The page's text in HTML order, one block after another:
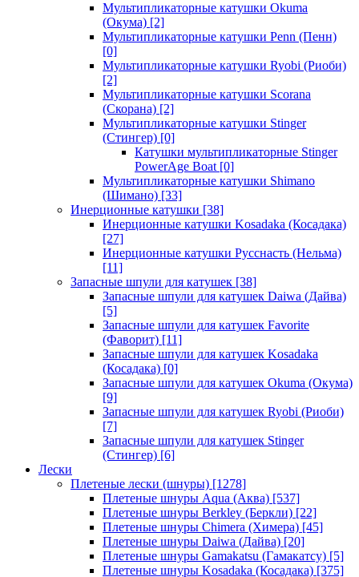
Мультипликаторные катушки Okuma
(Окума) [2]
Мультипликаторные катушки Penn (Пенн)
[0]
Мультипликаторные катушки Ryobi (Риоби)
[2]
Мультипликаторные катушки Scorana
(Скорана) [2]
Мультипликаторные катушки Stinger
(Стингер) [0]
Катушки мультипликаторные Stinger
PowerAge Boat [0]
Мультипликаторные катушки Shimano
(Шимано) [33]
Инерционные катушки [38]
Инерционные катушки Kosadaka (Косадака)
[27]
Инерционные катушки Русснасть (Нельма)
[11]
Запасные шпули для катушек [38]
Запасные шпули для катушек Daiwa (Дайва)
[5]
Запасные шпули для катушек Favorite
(Фаворит) [11]
Запасные шпули для катушек Kosadaka
(Косадака) [0]
Запасные шпули для катушек Okuma (Окума)
[9]
Запасные шпули для катушек Ryobi (Риоби)
[7]
Запасные шпули для катушек Stinger
(Стингер) [6]
Лески
Плетеные лески (шнуры) [1278]
Плетеные шнуры Aqua (Аква) [537]
Плетеные шнуры Berkley (Беркли) [22]
Плетеные шнуры Chimera (Химера) [45]
Плетеные шнуры Daiwa (Дайва) [20]
Плетеные шнуры Gamakatsu (Гамакатсу) [5]
Плетеные шнуры Kosadaka (Косадака) [375]